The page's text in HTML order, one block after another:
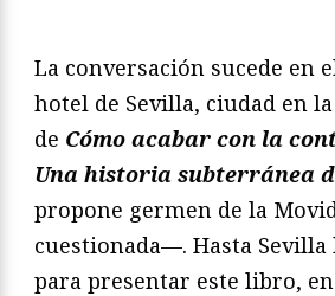
La conversación sucede en
hotel de Sevilla, ciudad en
de Cómo acabar con la
Una historia subterránea
propone germen de la
cuestionada—. Hasta Sevilla
para presentar este libro,